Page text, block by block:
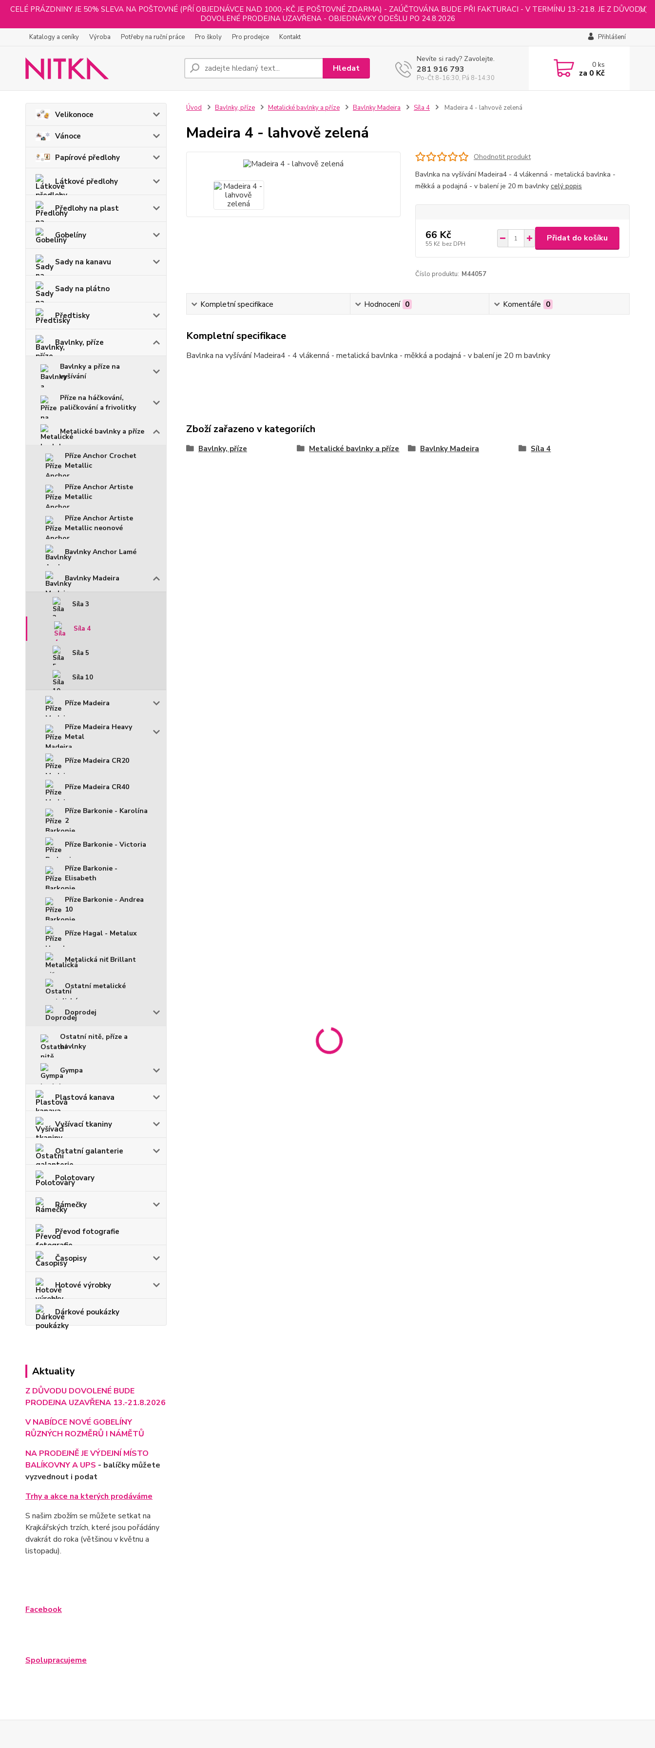
CELÉ PRÁZDNINY JE 50% SLEVA NA POŠTOVNÉ (PŘÍ OBJEDNÁVCE NAD 1000,-KČ JE POŠTOVNÉ ZDARMA) - ZAÚČTOVÁNA BUDE PŘI FAKTURACI - V TERMÍNU 13.-21.8. JE Z DŮVODU
DOVOLENÉ PRODEJNA UZAVŘENA - OBJEDNÁVKY ODEŠLU PO 24.8.2026
Katalogy a ceníky Výroba Potřeby na ruční práce Pro školy Pro prodejce Kontakt Přihlášení
Hledat
Nevíte si rady? Zavolejte.
281 916 793
Po-Čt 8-16:30, Pá 8-14:30
0ks
za 0 Kč
Velikonoce
Vánoce
Papírové předlohy
Látkové předlohy
Předlohy na plast
Gobelíny
Sady na kanavu
Sady na plátno
Předtisky
Bavlnky, příze
Bavlnky a příze na
vyšívání
Příze na háčkování,
paličkování a frivolitky
Metalické bavlnky a příze
Příze Anchor Crochet
Metallic
Příze Anchor Artiste
Metallic
Příze Anchor Artiste
Metallic neonové
Bavlnky Anchor Lamé
Bavlnky Madeira
Síla 3
Síla 4
Síla 5
Síla 10
Příze Madeira
Příze Madeira Heavy
Metal
Příze Madeira CR20
Příze Madeira CR40
Příze Barkonie - Karolína
2
Příze Barkonie - Victoria
Příze Barkonie -
Elisabeth
Příze Barkonie - Andrea
10
Příze Hagal - Metalux
Metalická niť Brillant
Ostatní metalické
Doprodej
Ostatní nitě, příze a
bavlnky
Gympa
Plastová kanava
Vyšívací tkaniny
Ostatní galanterie
Polotovary
Rámečky
Převod fotografie
Časopisy
Hotové výrobky
Dárkové poukázky
Aktuality
Z DŮVODU DOVOLENÉ BUDE
PRODEJNA UZAVŘENA 13.-21.8.2026
V NABÍDCE NOVÉ GOBELÍNY
RŮZNÝCH ROZMĚRŮ I NÁMĚTŮ
NA PRODEJNĚ JE VÝDEJNÍ MÍSTO
BALÍKOVNY A UPS - balíčky můžete
vyzvednout i podat
Trhy a akce na kterých prodáváme
S našim zbožím se můžete setkat na
Krajkářských trzích, které jsou pořádány
dvakrát do roka (většinou v květnu a
listopadu).
Facebook
Spolupracujeme
Úvod Bavlnky, příze Metalické bavlnky a příze Bavlnky Madeira Síla 4 Madeira 4 - lahvově zelená
Madeira 4 - lahvově zelená
Ohodnotit produkt
Bavlnka na vyšívání Madeira4 - 4 vlákenná - metalická bavlnka -
měkká a podajná - v balení je 20 m bavlnky celý popis
66 Kč
55 Kč bez DPH
Přidat do košíku
Číslo produktu: M44057
Kompletní specifikace Hodnocení 0 Komentáře 0
Kompletní specifikace
Bavlnka na vyšívání Madeira4 - 4 vlákenná - metalická bavlnka - měkká a podajná - v balení je 20 m bavlnky
Zboží zařazeno v kategoriích
Bavlnky, příze Metalické bavlnky a příze Bavlnky Madeira Síla 4